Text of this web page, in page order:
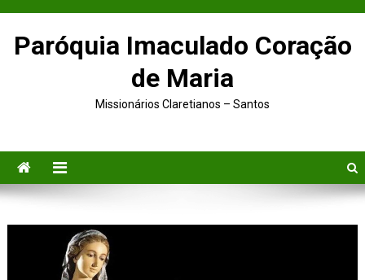
Paróquia Imaculado Coração
de Maria
Missionários Claretianos – Santos